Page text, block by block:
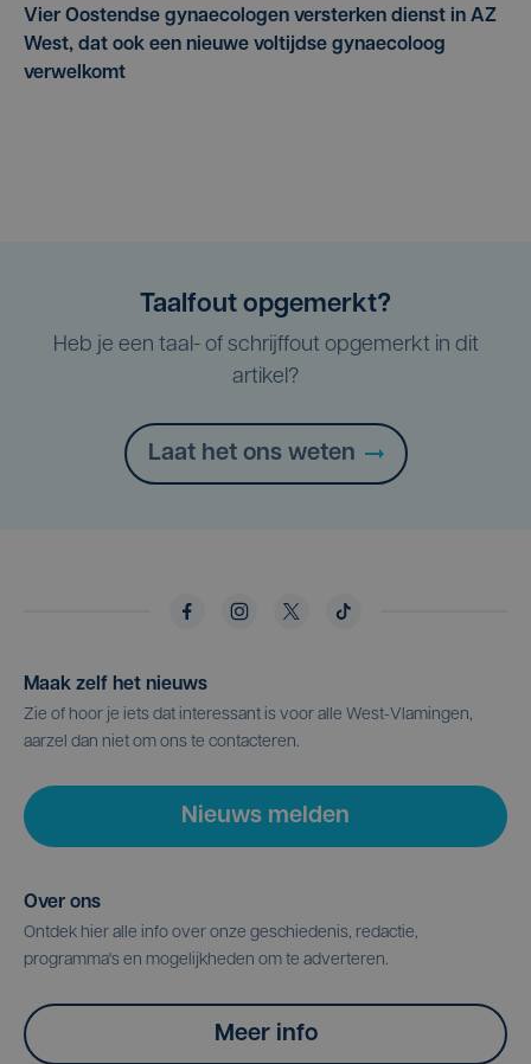
Vier Oostendse gynaecologen versterken dienst in AZ
West, dat ook een nieuwe voltijdse gynaecoloog
verwelkomt
Taalfout opgemerkt?
Heb je een taal- of schrijffout opgemerkt in dit
artikel?
Laat het ons weten
Maak zelf het nieuws
Zie of hoor je iets dat interessant is voor alle West-Vlamingen,
aarzel dan niet om ons te contacteren.
Nieuws melden
Over ons
Ontdek hier alle info over onze geschiedenis, redactie,
programma's en mogelijkheden om te adverteren.
Meer info